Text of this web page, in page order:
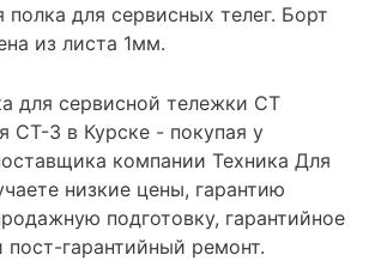
полка для сервисных телег. Борт
из листа 1мм.
для сервисной тележки СТ
СТ-3 в Курске - покупая у
компании Техника Для
низкие цены, гарантию
подготовку, гарантийное
гарантийный ремонт.